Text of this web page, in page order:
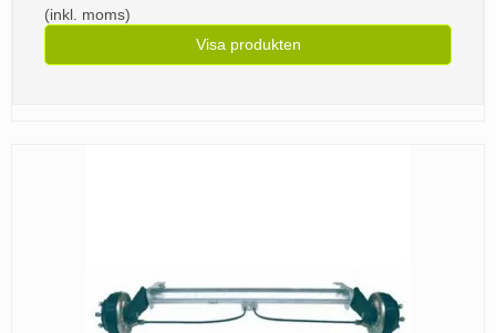
(inkl. moms)
Visa produkten